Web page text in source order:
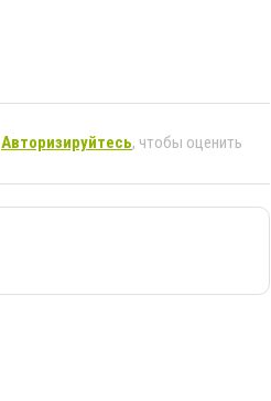
Авторизируйтесь, чтобы оценить